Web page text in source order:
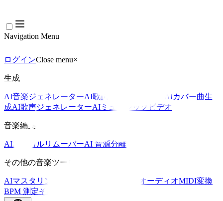
Navigation Menu
ログインClose menu×
生成
AI音楽ジェネレーターAI歌詞ジェネレーター
AIカバー曲生
成AI歌声ジェネレーターAIミュージックビデオ
音楽編集
AIボーカルリムーバーAI 音源分離
その他の音楽ツール
AIマスタリング
AI オーディオMIDI変換
BPM 測定その他のツール